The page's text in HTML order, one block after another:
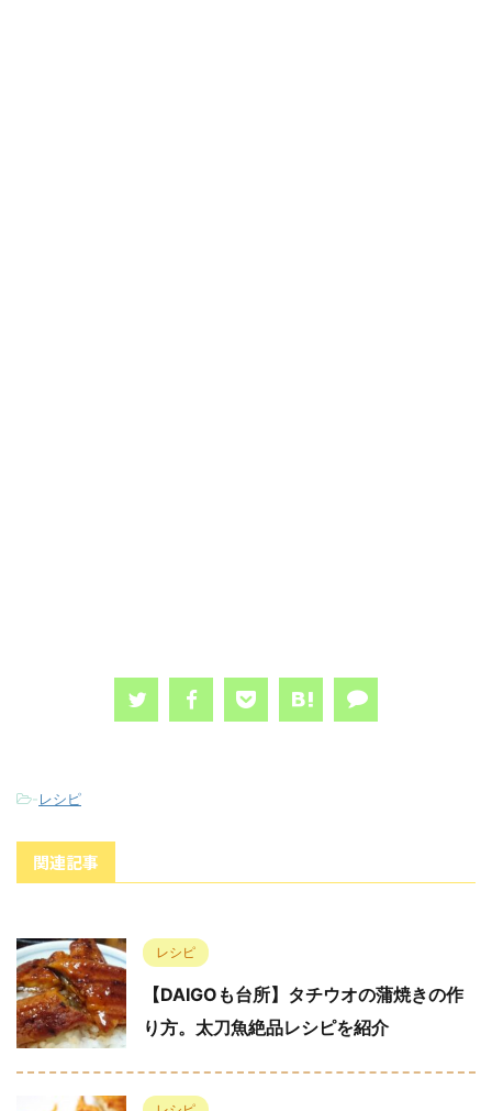
-レシピ
関連記事
レシピ
【DAIGOも台所】タチウオの蒲焼きの作
り方。太刀魚絶品レシピを紹介